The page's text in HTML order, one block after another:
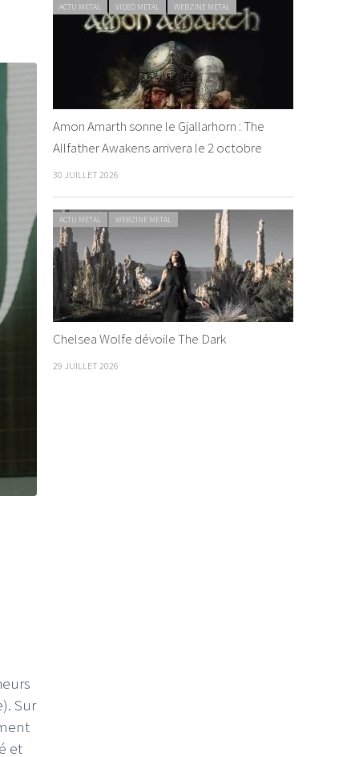
Sur
et
ACTU METAL VIDEO METAL WEBZINE METAL
Amon Amarth sonne le Gjallarhorn : The
Allfather Awakens arrivera le 2 octobre
30 JUILLET 2026
ACTU METAL WEBZINE METAL
Chelsea Wolfe dévoile The Dark
29 JUILLET 2026